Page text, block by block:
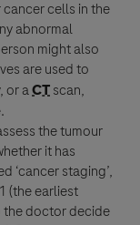
cancercells in the
abnormal
might also
are used to
or aCTscan,
the tumour
it has
‘cancerstaging’,
(the earliest
the doctor decide